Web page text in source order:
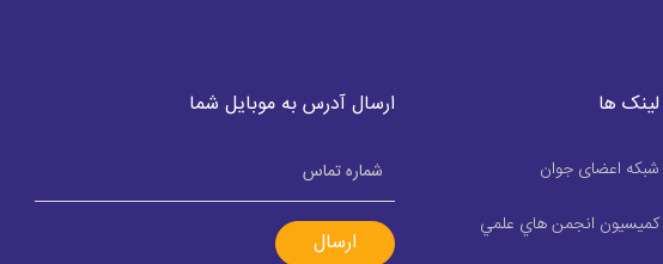
لینک ها
شبکه اعضای جوان
كميسيون انجمن هاي علمي
ارسال آدرس به موبایل شما
ارسال